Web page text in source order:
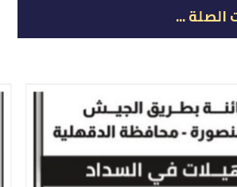
الصلة ...